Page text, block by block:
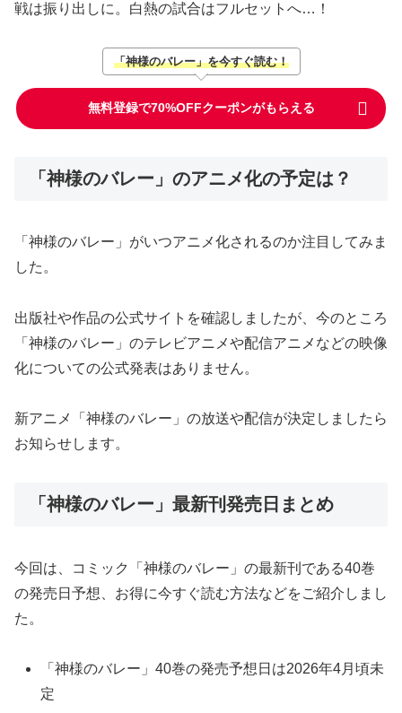
戦は振り出しに。白熱の試合はフルセットへ…！
「神様のバレー」を今すぐ読む！
無料登録で70%OFFクーポンがもらえる
「神様のバレー」のアニメ化の予定は？
「神様のバレー」がいつアニメ化されるのか注目してみま
した。
出版社や作品の公式サイトを確認しましたが、今のところ
「神様のバレー」のテレビアニメや配信アニメなどの映像
化についての公式発表はありません。
新アニメ「神様のバレー」の放送や配信が決定しましたら
お知らせします。
「神様のバレー」最新刊発売日まとめ
今回は、コミック「神様のバレー」の最新刊である40巻
の発売日予想、お得に今すぐ読む方法などをご紹介しまし
た。
「神様のバレー」40巻の発売予想日は2026年4月頃未
定